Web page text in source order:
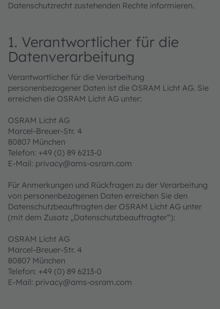
Datenschutzrecht zustehenden Rechte informieren.
1. Verantwortlicher für die
Datenverarbeitung
Verantwortlicher für die Verarbeitung
personenbezogener Daten ist die OSRAM Licht AG. Sie
erreichen die OSRAM Licht AG unter:
OSRAM Licht AG
Marcel-Breuer-Str. 4
80807 München
Telefon: +49 (0) 89 6213-0
E-Mail: privacy@ams-osram.com
Für Anmerkungen und Rückfragen zu der Verarbeitung
von personenbezogenen Daten erreichen Sie den
Datenschutzbeauftragten der OSRAM Licht AG unter
(mit dem Zusatz „Datenschutzbeauftragter“):
OSRAM Licht AG
Marcel-Breuer-Str. 4
80807 München
Telefon: +49 (0) 89 6213-0
E-Mail: privacy@ams-osram.com